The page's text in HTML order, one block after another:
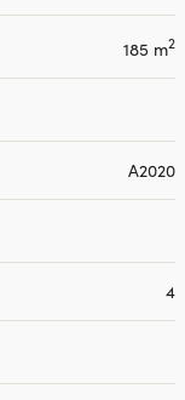
185 m2
A2020
4